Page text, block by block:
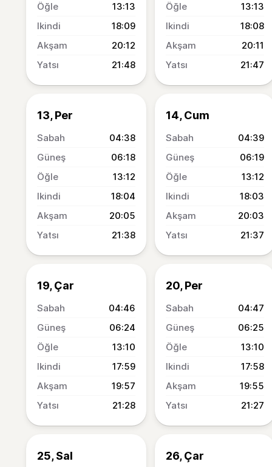
13:13
18:09
20:12
21:48
13:13
18:08
20:11
21:47
13, Per
04:38
06:18
13:12
18:04
20:05
21:38
14, Cum
04:39
06:19
13:12
18:03
20:03
21:37
19, Çar
04:46
06:24
13:10
17:59
19:57
21:28
20, Per
04:47
06:25
13:10
17:58
19:55
21:27
25, Sal 26, Çar